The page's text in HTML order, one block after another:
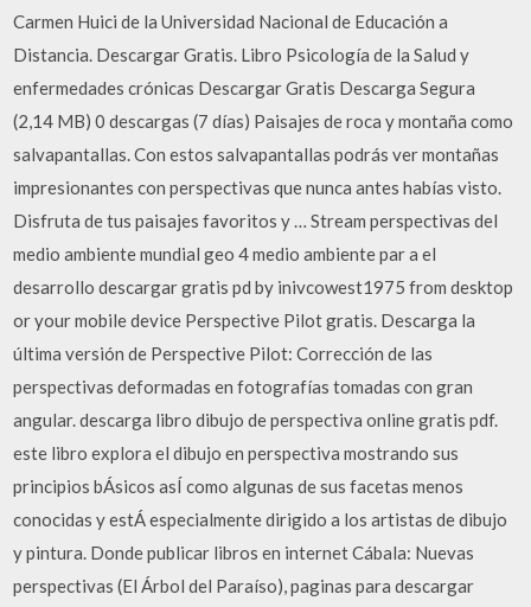
Carmen Huici de la Universidad Nacional de Educación a
Distancia. Descargar Gratis. Libro Psicología de la Salud y
enfermedades crónicas Descargar Gratis Descarga Segura
(2,14 MB) 0 descargas (7 días) Paisajes de roca y montaña como
salvapantallas. Con estos salvapantallas podrás ver montañas
impresionantes con perspectivas que nunca antes habías visto.
Disfruta de tus paisajes favoritos y … Stream perspectivas del
medio ambiente mundial geo 4 medio ambiente par a el
desarrollo descargar gratis pd by inivcowest1975 from desktop
or your mobile device Perspective Pilot gratis. Descarga la
última versión de Perspective Pilot: Corrección de las
perspectivas deformadas en fotografías tomadas con gran
angular. descarga libro dibujo de perspectiva online gratis pdf.
este libro explora el dibujo en perspectiva mostrando sus
principios bÁsicos asÍ como algunas de sus facetas menos
conocidas y estÁ especialmente dirigido a los artistas de dibujo
y pintura. Donde publicar libros en internet Cábala: Nuevas
perspectivas (El Árbol del Paraíso), paginas para descargar